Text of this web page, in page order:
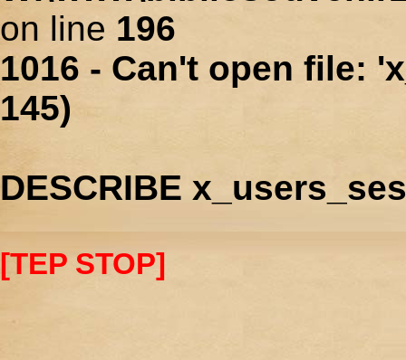
on line 196
1016 - Can't open file:
145)
DESCRIBE
[TEP STOP]